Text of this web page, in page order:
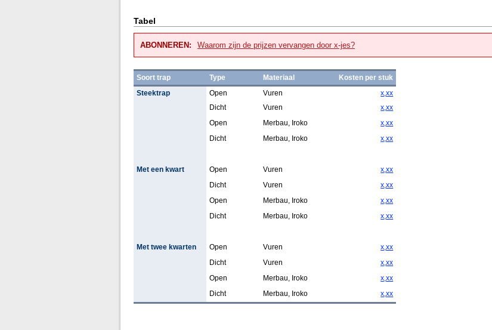
Tabel
ABONNEREN: Waarom zijn de prijzen vervangen door x-jes?
Soort trap Type Materiaal
Kosten per stuk
Steektrap
Open Vuren
x,xx
Dicht
Vuren
x,xx
Open
Merbau, Iroko
x,xx
Dicht
Merbau, Iroko x,xx
Met een kwart Open Vuren
x,xx
Dicht
Vuren
x,xx
Open
Merbau, Iroko
x,xx
Dicht
Merbau, Iroko x,xx
Met twee kwarten Open Vuren
x,xx
Dicht
Vuren
x,xx
Open
Merbau, Iroko
x,xx
Dicht
Merbau, Iroko x,xx